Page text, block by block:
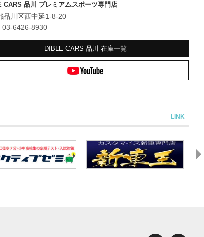
CARS 品川 プレミアムスポーツ専門店
品川区西中延1-8-20
03-6426-8930
DIBLE CARS 品川 在庫一覧